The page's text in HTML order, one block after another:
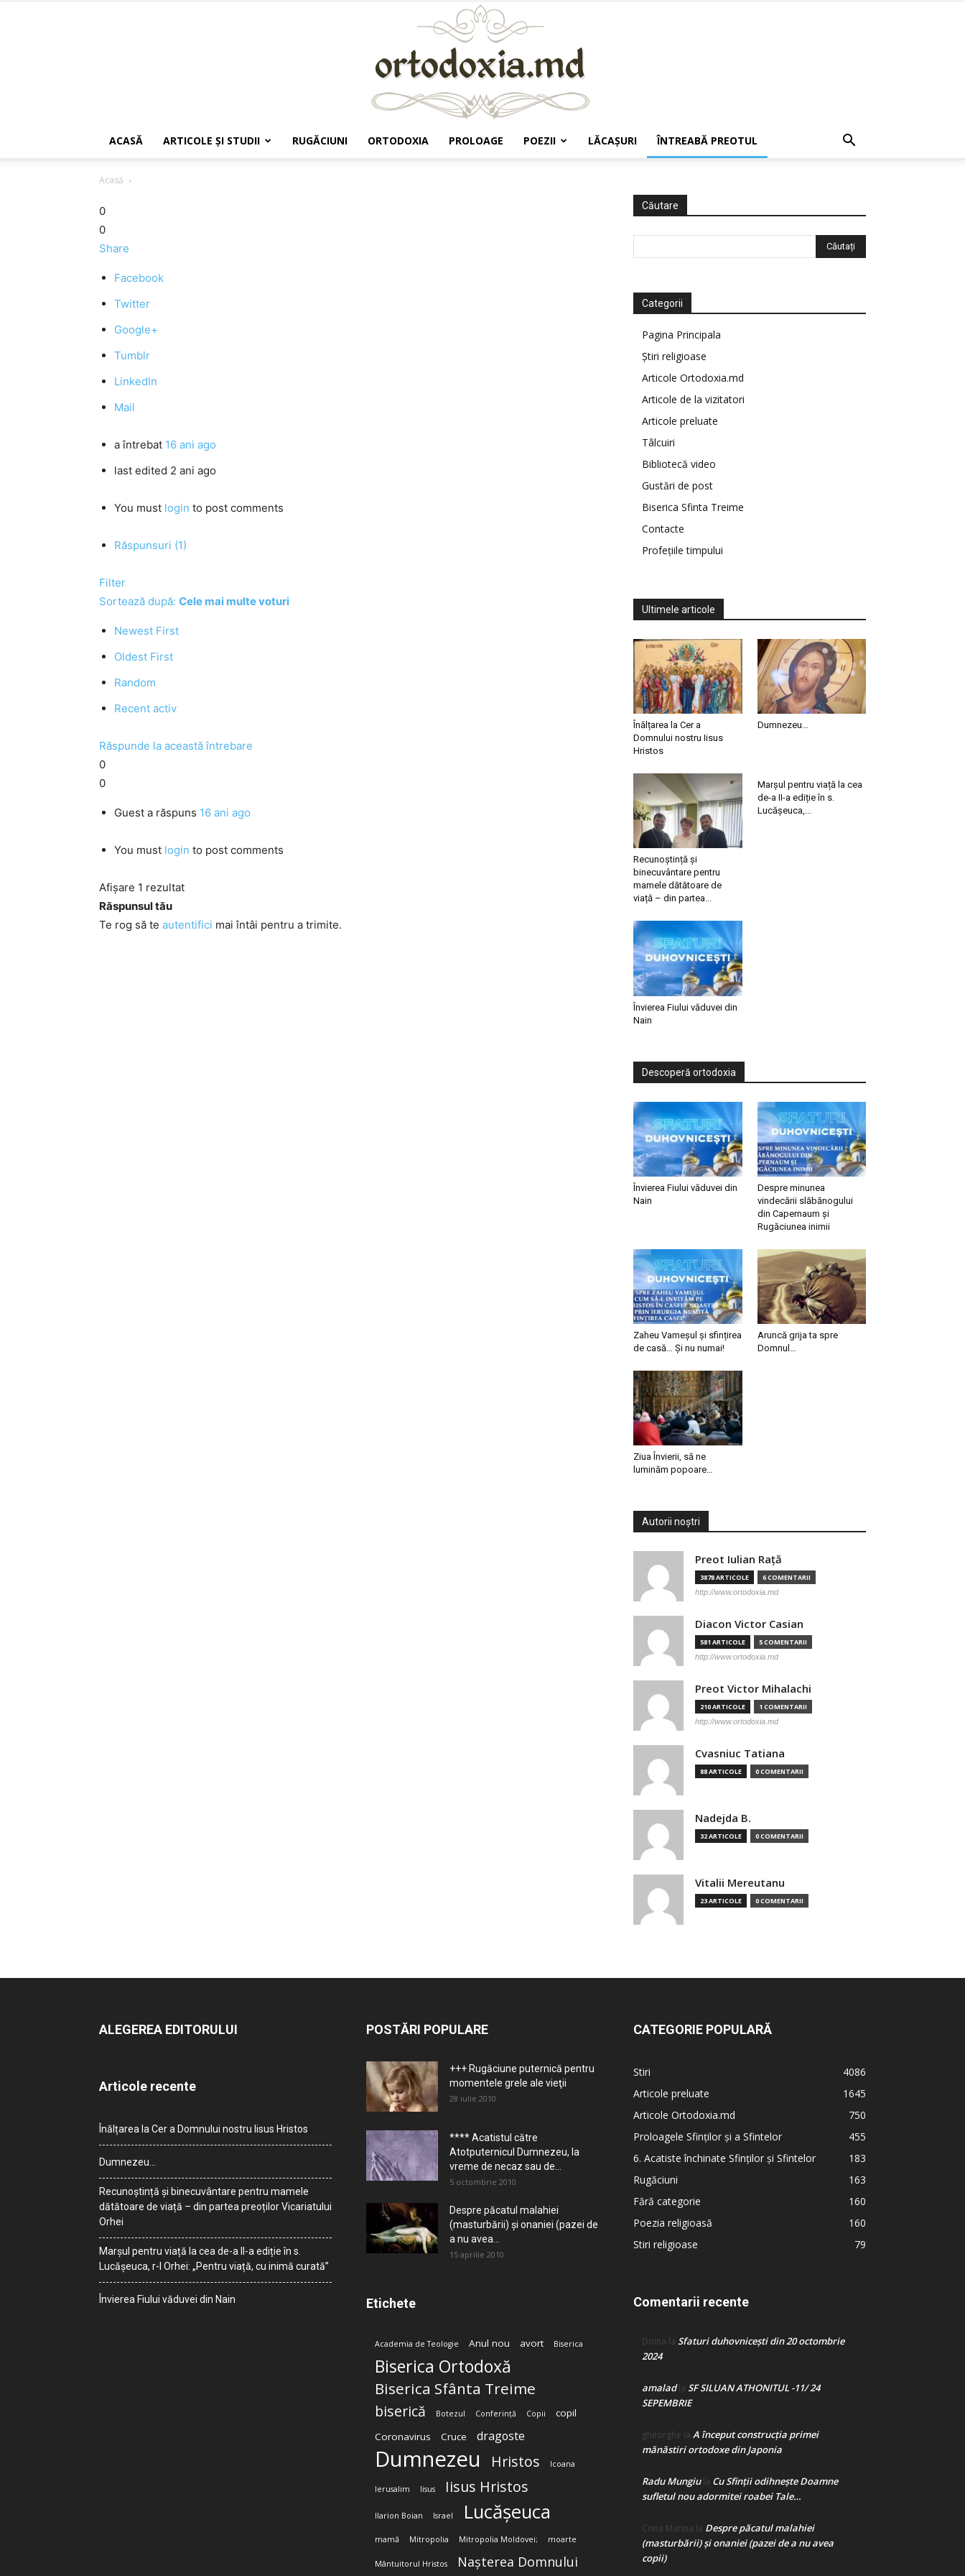
ACASĂ ARTICOLE ŞI STUDII RUGĂCIUNI ORTODOXIA PROLOAGE POEZII LĂCAŞURI ÎNTREABĂ PREOTUL
Acasă
0
0
Share
Facebook
Twitter
Google+
Tumblr
LinkedIn
Mail
a întrebat 16 ani ago
last edited 2 ani ago
You must login to post comments
Răspunsuri (1)
Filter
Sortează după: Cele mai multe voturi
Newest First
Oldest First
Random
Recent activ
Răspunde la această întrebare
0
0
Guest a răspuns 16 ani ago
You must login to post comments
Afișare 1 rezultat
Răspunsul tău
Te rog să te autentifici mai întâi pentru a trimite.
Căutare
Categorii
Pagina Principala
Știri religioase
Articole Ortodoxia.md
Articole de la vizitatori
Articole preluate
Tâlcuiri
Bibliotecă video
Gustări de post
Biserica Sfinta Treime
Contacte
Profețiile timpului
Ultimele articole
Înălțarea la Cer a
Domnului nostru Iisus
Hristos
Dumnezeu…
Recunoștință și
binecuvântare pentru
mamele dătătoare de
viață – din partea...
Marșul pentru viață la cea
de-a II-a ediție în s.
Lucășeuca,...
Învierea Fiului văduvei din
Nain
Descoperă ortodoxia
Învierea Fiului văduvei din
Nain
Despre minunea
vindecării slăbănogului
din Capernaum și
Rugăciunea inimii
Zaheu Vameșul și sfințirea
de casă… Și nu numai!
Aruncă grija ta spre
Domnul…
Ziua Învierii, să ne
luminăm popoare…
Autorii noștri
Preot Iulian Raţă
3878 ARTICOLE 6 COMENTARII
http://www.ortodoxia.md
Diacon Victor Casian
581 ARTICOLE 5 COMENTARII
http://www.ortodoxia.md
Preot Victor Mihalachi
210 ARTICOLE 1 COMENTARII
http://www.ortodoxia.md
Cvasniuc Tatiana
88 ARTICOLE 0 COMENTARII
Nadejda B.
32 ARTICOLE 0 COMENTARII
Vitalii Mereutanu
23 ARTICOLE 0 COMENTARII
ALEGEREA EDITORULUI
Articole recente
Înălțarea la Cer a Domnului nostru Iisus Hristos
Dumnezeu…
Recunoștință și binecuvântare pentru mamele
dătătoare de viață – din partea preoților Vicariatului
Orhei
Marșul pentru viață la cea de-a II-a ediție în s.
Lucășeuca, r-l Orhei: „Pentru viață, cu inimă curată”
Învierea Fiului văduvei din Nain
POSTĂRI POPULARE
+++ Rugăciune puternică pentru
momentele grele ale vieţii
28 iulie 2010
**** Acatistul către
Atotputernicul Dumnezeu, la
vreme de necaz sau de...
5 octombrie 2010
Despre păcatul malahiei
(masturbării) şi onaniei (pazei de
a nu avea...
15 aprilie 2010
Etichete
Academia de Teologie Anul nou avort Biserica
Biserica Ortodoxă
Biserica Sfânta Treime
biserică Botezul Conferință Copii
copil
Coronavirus
Cruce dragoste
Dumnezeu Hristos Icoana
Ierusalim Iisus Iisus Hristos
Ilarion Boian Israel Lucășeuca
mamă Mitropolia Mitropolia Moldovei; moarte
Mântuitorul Hristos Nașterea Domnului
CATEGORIE POPULARĂ
Stiri
4086
Articole preluate
1645
Articole Ortodoxia.md
750
Proloagele Sfinților și a Sfintelor
455
6. Acatiste închinate Sfinților și Sfintelor
183
Rugăciuni
163
Fără categorie
160
Poezia religioasă
160
Stiri religioase
79
Comentarii recente
Doina la Sfaturi duhovnicești din 20 octombrie
2024
amaladla SF SILUAN ATHONITUL -11/ 24
SEPEMBRIE
gheorghe la A început construcţia primei
mănăstiri ortodoxe din Japonia
Radu Mungiula Cu Sfinții odihnește Doamne
sufletul nou adormitei roabei Tale…
Crina Marina la Despre păcatul malahiei
(masturbării) şi onaniei (pazei de a nu avea
copii)